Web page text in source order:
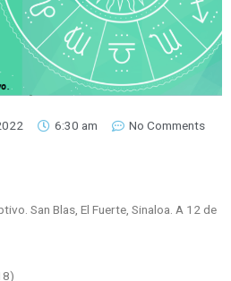
6:30 am No Comments
San Blas, El Fuerte, Sinaloa. A 12 de